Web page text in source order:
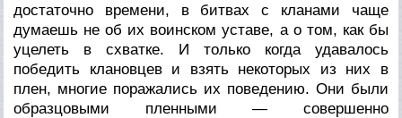
достаточно времени, в битвах с кланами чаще
думаешь не об их воинском уставе, а о том, как бы
уцелеть в схватке. И только когда удавалось
победить клановцев и взять некоторых из них в
плен, многие поражались их поведению. Они были
образцовыми пленными — совершенно